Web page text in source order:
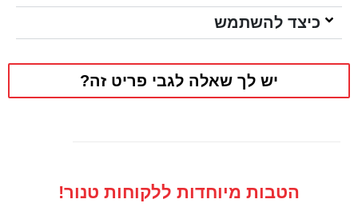
כיצד להשתמש
יש לך שאלה לגבי פריט זה?
הטבות מיוחדות ללקוחות טנור!